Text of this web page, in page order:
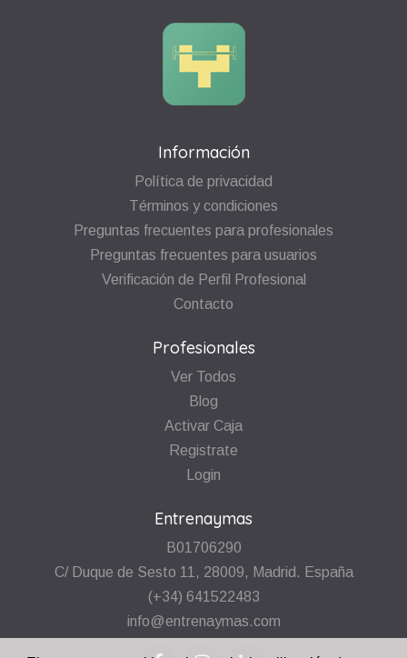
Información
Política de privacidad
Términos y condiciones
Preguntas frecuentes para profesionales
Preguntas frecuentes para usuarios
Verificación de Perfil Profesional
Contacto
Profesionales
Ver Todos
Blog
Activar Caja
Registrate
Login
Entrenaymas
B01706290
C/ Duque de Sesto 11, 28009, Madrid. España
(+34) 641522483
info@entrenaymas.com